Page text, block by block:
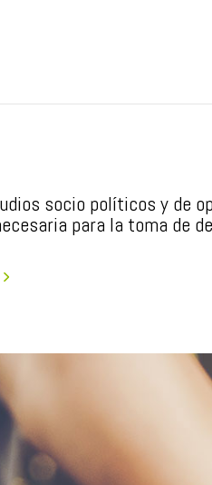
socio políticos y de
para la toma de